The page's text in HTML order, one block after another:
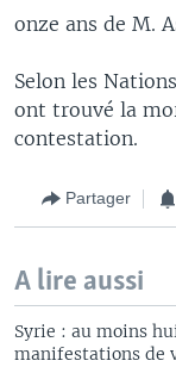
onze ans de M.
Selon les
ont trouvé la
contestation.
Partager
A lire aussi
Syrie : au moins
manifestations de